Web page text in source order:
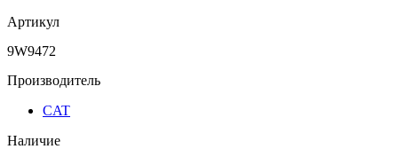
Артикул
9W9472
Производитель
CAT
Наличие